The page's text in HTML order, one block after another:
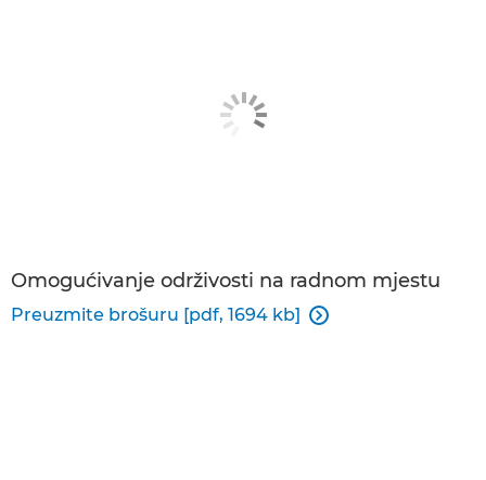
Omogućivanje održivosti na radnom mjestu
Preuzmite brošuru [pdf, 1694 kb] 